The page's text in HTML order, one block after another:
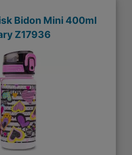
Bidon Mini 400ml
Z17936